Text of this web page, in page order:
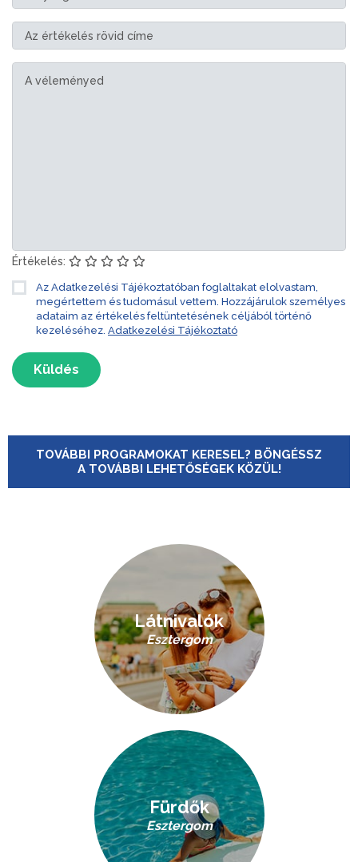
Értékelés:
Az Adatkezelési Tájékoztatóban foglaltakat elolvastam,
megértettem és tudomásul vettem. Hozzájárulok személyes
adataim az értékelés feltüntetésének céljából történő
kezeléséhez. Adatkezelési Tájékoztató
Küldés
TOVÁBBI PROGRAMOKAT KERESEL? BÖNGÉSSZ
A TOVÁBBI LEHETŐSÉGEK KÖZÜL!
Látnivalók
Esztergom
Fürdők
Esztergom